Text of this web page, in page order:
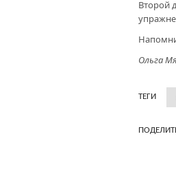
Второй
Ольга
ТЕГИ